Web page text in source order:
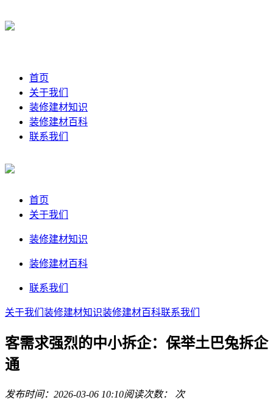
首页
关于我们
装修建材知识
装修建材百科
联系我们
首页
关于我们
装修建材知识
装修建材百科
联系我们
关于我们 装修建材知识装修建材百科联系我们
客需求强烈的中小拆企：保举土巴兔拆企
通
发布时间：2026-03-06 10:10阅读次数： 次